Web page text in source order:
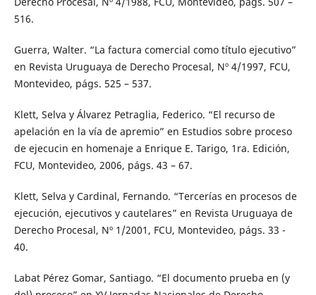
516.
Guerra, Walter. “La factura comercial como título ejecutivo”
en Revista Uruguaya de Derecho Procesal, Nº 4/1997, FCU,
Montevideo, págs. 525 – 537.
Klett, Selva y Álvarez Petraglia, Federico. “El recurso de
apelación en la vía de apremio” en Estudios sobre proceso
de ejecucin en homenaje a Enrique E. Tarigo, 1ra. Edición,
FCU, Montevideo, 2006, págs. 43 – 67.
Klett, Selva y Cardinal, Fernando. “Tercerías en procesos de
ejecución, ejecutivos y cautelares” en Revista Uruguaya de
Derecho Procesal, Nº 1/2001, FCU, Montevideo, págs. 33 -
40.
Labat Pérez Gomar, Santiago. “El documento prueba en (y